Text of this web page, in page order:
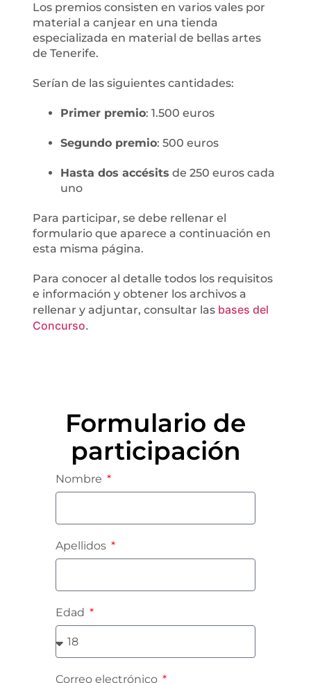
Los premios consisten en varios vales por
material a canjear en una tienda
especializada en material de bellas artes
de Tenerife.
Serían de las siguientes cantidades:
Primer premio: 1.500 euros
Segundo premio: 500 euros
Hasta dos accésits de 250 euros cada
uno
Para participar, se debe rellenar el
formulario que aparece a continuación en
esta misma página.
Para conocer al detalle todos los requisitos
e información y obtener los archivos a
rellenar y adjuntar, consultar las bases del
Concurso.
Formulario de
participación
Nombre
Apellidos
Edad
Correo electrónico